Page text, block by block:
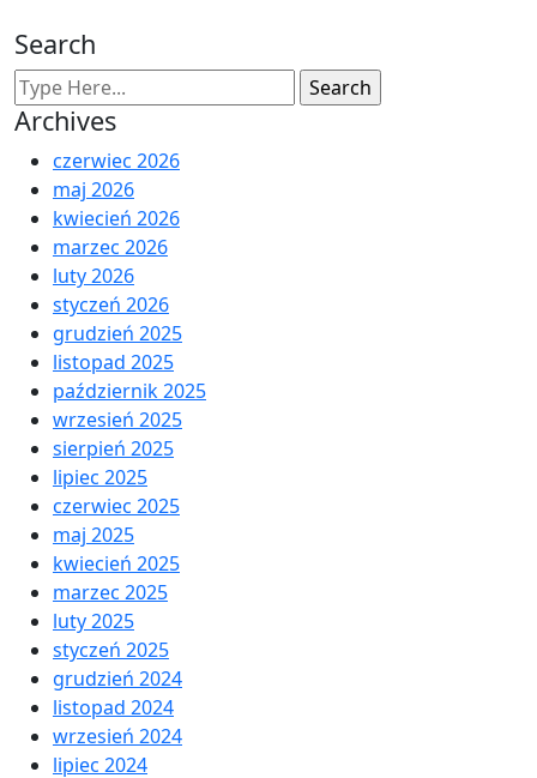
Search
Archives
czerwiec 2026
maj 2026
kwiecień 2026
marzec 2026
luty 2026
styczeń 2026
grudzień 2025
listopad 2025
październik 2025
wrzesień 2025
sierpień 2025
lipiec 2025
czerwiec 2025
maj 2025
kwiecień 2025
marzec 2025
luty 2025
styczeń 2025
grudzień 2024
listopad 2024
wrzesień 2024
lipiec 2024